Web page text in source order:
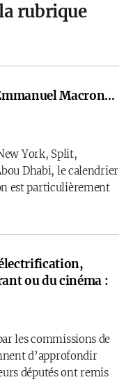
rubrique
Macron…
York, Split,
Dhabi, le calendrier
est particulièrement
ou du cinéma :
les commissions de
d’approfondir
députés ont remis